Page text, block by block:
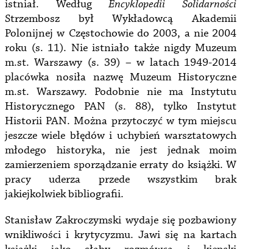
istniał. WedługEncyklopedii Solidarności
Strzembosz był Wykładowcą Akademii
Polonijnej w Częstochowie do 2003, a nie 2004
roku (s. 11). Nie istniało także nigdy Muzeum
m.st. Warszawy (s. 39) – w latach 1949-2014
placówka nosiła nazwę Muzeum Historyczne
m.st. Warszawy. Podobnie nie ma Instytutu
Historycznego PAN (s. 88), tylko Instytut
Historii PAN. Można przytoczyć w tym miejscu
jeszcze wiele błędów i uchybień warsztatowych
młodego historyka, nie jest jednak moim
zamierzeniem sporządzanie erraty do książki. W
pracy uderza przede wszystkim brak
jakiejkolwiek bibliografii.
Stanisław Zakroczymski wydaje się pozbawiony
wnikliwości i krytycyzmu. Jawi się na kartach